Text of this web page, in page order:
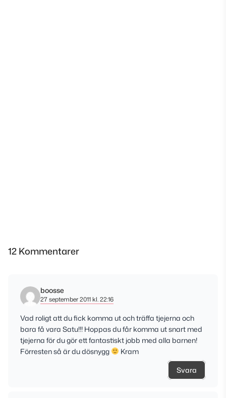
12 Kommentarer
boosse
27 september 2011 kl. 22:16
Vad roligt att du fick komma ut och träffa tjejerna och
bara få vara Satu!!! Hoppas du får komma ut snart med
tjejerna för du gör ett fantastiskt jobb med alla barnen!
Förresten så är du dösnygg
Kram
Svara